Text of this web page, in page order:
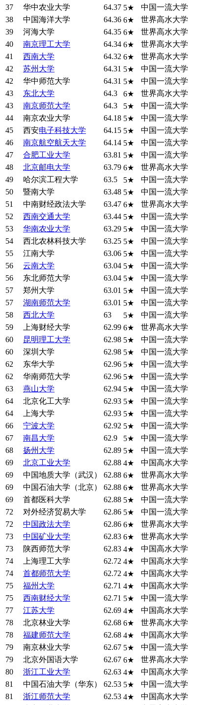
37 华中农业大学 64.37 5★
中国一流大学
38
中国海洋大学 64.36 6★
世界高水大学
39
河海大学 64.35 6★
世界高水大学
40
南京理工大学 64.34 6★
世界高水大学
41
西南大学 64.32 6★
世界高水大学
42
苏州大学 64.31 5★
中国一流大学
42
华中师范大学 64.31 5★
中国一流大学
43
东北大学 64.3 6★
世界高水大学
43
南京师范大学 64.3 5★
中国一流大学
44
南京农业大学 64.18 5★
中国一流大学
45
西安电子科技大学 64.15 5★
中国一流大学
46
南京航空航天大学 64.14 5★
中国一流大学
47
合肥工业大学 63.81 5★
中国一流大学
48
北京邮电大学 63.79 6★
世界高水大学
49
哈尔滨工程大学 63.5 5★
中国一流大学
50
暨南大学 63.48 5★
中国一流大学
51
中南财经政法大学 63.47 6★
世界高水大学
52
西南交通大学 63.44 5★
中国一流大学
53
华南农业大学 63.29 5★
中国一流大学
54
西北农林科技大学 63.25 5★
中国一流大学
55
江南大学 63.06 5★
中国一流大学
56
云南大学 63.04 5★
中国一流大学
56
东北师范大学 63.04 5★
中国一流大学
57
郑州大学 63.01 5★
中国一流大学
57
湖南师范大学 63.01 5★
中国一流大学
58
西北大学 63 5★
中国一流大学
59
上海财经大学 62.99 6★
世界高水大学
60
昆明理工大学 62.98 5★
中国一流大学
60
深圳大学 62.98 5★
中国一流大学
62
东华大学 62.96 5★
中国一流大学
62
华南师范大学 62.96 5★
中国一流大学
63
燕山大学 62.94 5★
中国一流大学
64
北京化工大学 62.93 5★
中国一流大学
64
上海大学 62.93 5★
中国一流大学
66
宁波大学 62.92 5★
中国一流大学
67
南昌大学 62.9 5★
中国一流大学
68
扬州大学 62.89 5★
中国一流大学
69
北京工业大学 62.88 4★
中国高水大学
69
中国地质大学（武汉） 62.88 6★
世界高水大学
69
中国石油大学（北京） 62.88 6★
世界高水大学
69
首都医科大学 62.88 5★
中国一流大学
72
对外经济贸易大学 62.86 5★
中国一流大学
72
中国政法大学 62.86 6★
世界高水大学
73
中国矿业大学 62.83 6★
世界高水大学
73
陕西师范大学 62.83 4★
中国高水大学
74
上海理工大学 62.72 4★
中国高水大学
74
首都师范大学 62.72 4★
中国高水大学
75
福州大学 62.71 4★
中国高水大学
75
西南财经大学 62.71 5★
中国一流大学
77
江苏大学 62.69 4★
中国高水大学
78
北京林业大学 62.68 6★
世界高水大学
78
福建师范大学 62.68 4★
中国高水大学
79
南京林业大学 62.67 5★
中国一流大学
79
北京外国语大学 62.67 6★
世界高水大学
80
浙江工业大学 62.63 4★
中国高水大学
81
中国石油大学（华东） 62.53 5★
中国一流大学
81
浙江师范大学 62.53 4★
中国高水大学